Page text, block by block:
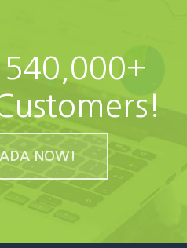
540,000+
NOW!